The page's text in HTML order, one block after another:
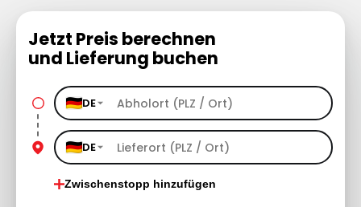
Jetzt Preis berechnen
und Lieferung buchen
DE
DE
Zwischenstopp hinzufügen